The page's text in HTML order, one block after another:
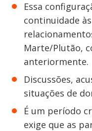
Essa
continuidade
Marte/Plutão,
anteriormente.
Discussões,
situações de
É um período
exige que as